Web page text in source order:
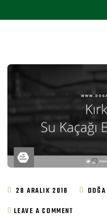
28 ARALIK 2018
LEAVE A COMMENT